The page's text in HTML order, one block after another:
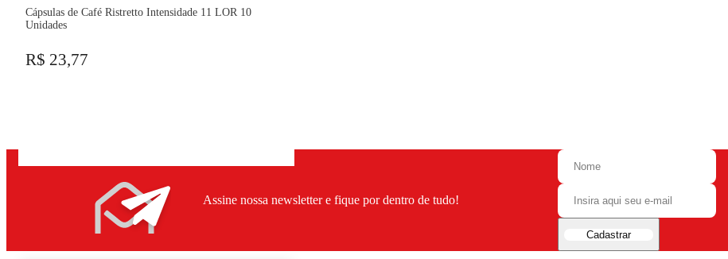
Cápsulas de Café Ristretto Intensidade 11 LOR 10
Unidades
R$ 23,77
Assine nossa newsletter e fique por dentro de tudo!
Cadastrar